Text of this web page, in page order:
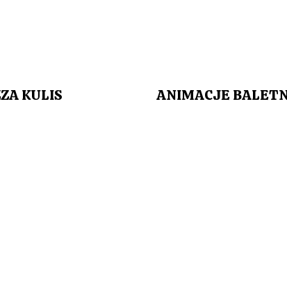
KULIS ANIMACJE